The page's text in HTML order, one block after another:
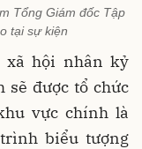
Tổng Giám đốc Tập
tại sự kiện
hội nhân kỷ
sẽ được tổ chức
vực chính là
biểu tượng